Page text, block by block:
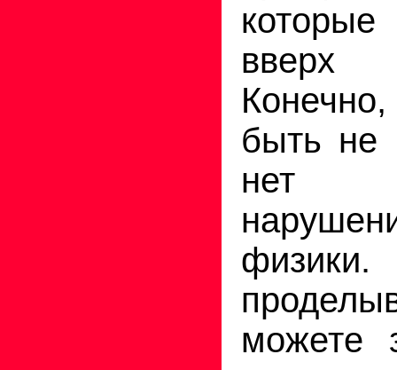
вверх
быть не
нет
физики.
можете